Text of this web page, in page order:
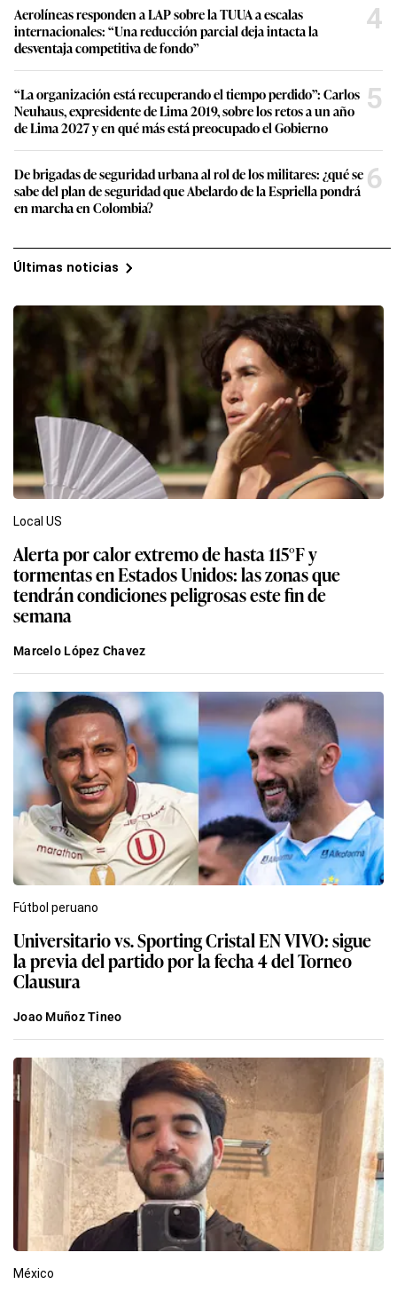
Aerolíneas responden a LAP sobre la TUUA a escalas
internacionales: “Una reducción parcial deja intacta la
desventaja competitiva de fondo”
4
“La organización está recuperando el tiempo perdido”: Carlos
Neuhaus, expresidente de Lima 2019, sobre los retos a un año
de Lima 2027 y en qué más está preocupado el Gobierno
5
De brigadas de seguridad urbana al rol de los militares: ¿qué se
sabe del plan de seguridad que Abelardo de la Espriella pondrá
en marcha en Colombia?
6
Últimas noticias
Local US
Alerta por calor extremo de hasta 115°F y
tormentas en Estados Unidos: las zonas que
tendrán condiciones peligrosas este fin de
semana
Marcelo López Chavez
Fútbol peruano
Universitario vs. Sporting Cristal EN VIVO: sigue
la previa del partido por la fecha 4 del Torneo
Clausura
Joao Muñoz Tineo
México